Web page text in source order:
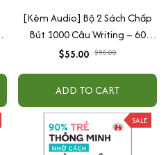
[Kèm Audio] Bộ 2 Sách Chấp
Bút 1000 Câu Writing – 60
Ngày Gieo Trồng Tư Duy
$55.00 $90.00
ADD TO CART
SALE